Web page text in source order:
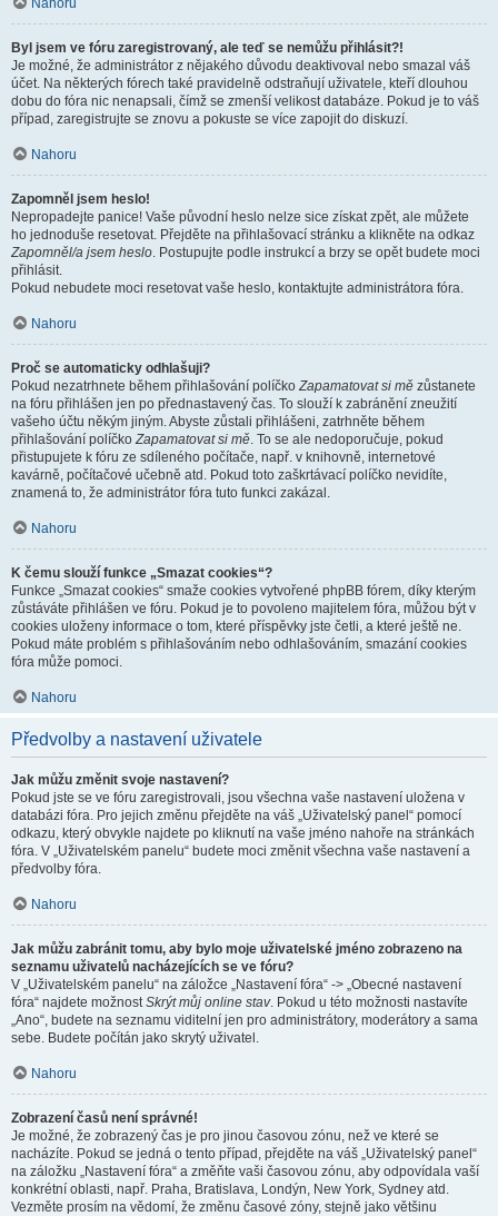
Nahoru
Byl jsem ve fóru zaregistrovaný, ale teď se nemůžu přihlásit?!
Je možné, že administrátor z nějakého důvodu deaktivoval nebo smazal váš
účet. Na některých fórech také pravidelně odstraňují uživatele, kteří dlouhou
dobu do fóra nic nenapsali, čímž se zmenší velikost databáze. Pokud je to váš
případ, zaregistrujte se znovu a pokuste se více zapojit do diskuzí.
Nahoru
Zapomněl jsem heslo!
Nepropadejte panice! Vaše původní heslo nelze sice získat zpět, ale můžete
ho jednoduše resetovat. Přejděte na přihlašovací stránku a klikněte na odkaz
Zapomněl/a jsem heslo. Postupujte podle instrukcí a brzy se opět budete moci
přihlásit.
Pokud nebudete moci resetovat vaše heslo, kontaktujte administrátora fóra.
Nahoru
Proč se automaticky odhlašuji?
Pokud nezatrhnete během přihlašování políčkoZapamatovat si mě zůstanete
na fóru přihlášen jen po přednastavený čas. To slouží k zabránění zneužití
vašeho účtu někým jiným. Abyste zůstali přihlášeni, zatrhněte během
přihlašování políčkoZapamatovat si mě. To se ale nedoporučuje, pokud
přistupujete k fóru ze sdíleného počítače, např. v knihovně, internetové
kavárně, počítačové učebně atd. Pokud toto zaškrtávací políčko nevidíte,
znamená to, že administrátor fóra tuto funkci zakázal.
Nahoru
K čemu slouží funkce „Smazat cookies“?
Funkce „Smazat cookies“ smaže cookies vytvořené phpBB fórem, díky kterým
zůstáváte přihlášen ve fóru. Pokud je to povoleno majitelem fóra, můžou být v
cookies uloženy informace o tom, které příspěvky jste četli, a které ještě ne.
Pokud máte problém s přihlašováním nebo odhlašováním, smazání cookies
fóra může pomoci.
Nahoru
Předvolby a nastavení uživatele
Jak můžu změnit svoje nastavení?
Pokud jste se ve fóru zaregistrovali, jsou všechna vaše nastavení uložena v
databázi fóra. Pro jejich změnu přejděte na váš „Uživatelský panel“ pomocí
odkazu, který obvykle najdete po kliknutí na vaše jméno nahoře na stránkách
fóra. V „Uživatelském panelu“ budete moci změnit všechna vaše nastavení a
předvolby fóra.
Nahoru
Jak můžu zabránit tomu, aby bylo moje uživatelské jméno zobrazeno na
seznamu uživatelů nacházejících se ve fóru?
V „Uživatelském panelu“ na záložce „Nastavení fóra“ -> „Obecné nastavení
fóra“ najdete možnostSkrýt můj online stav. Pokud u této možnosti nastavíte
„Ano“, budete na seznamu viditelní jen pro administrátory, moderátory a sama
sebe. Budete počítán jako skrytý uživatel.
Nahoru
Zobrazení časů není správné!
Je možné, že zobrazený čas je pro jinou časovou zónu, než ve které se
nacházíte. Pokud se jedná o tento případ, přejděte na váš „Uživatelský panel“
na záložku „Nastavení fóra“ a změňte vaši časovou zónu, aby odpovídala vaší
konkrétní oblasti, např. Praha, Bratislava, Londýn, New York, Sydney atd.
Vezměte prosím na vědomí, že změnu časové zóny, stejně jako většinu